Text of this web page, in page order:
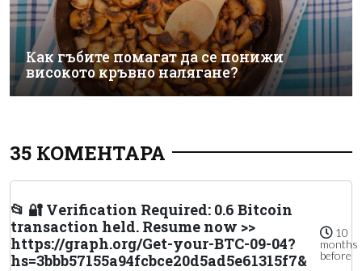
Как гъбите помагат да се понижи
високото кръвно налягане?
35 КОМЕНТАРА
📂 🔐 Verification Required: 0.6 Bitcoin
transaction held. Resume now >>
https://graph.org/Get-your-BTC-09-04?
hs=3bbb57155a94fcbce20d5ad5e61315f7&
10
months
before